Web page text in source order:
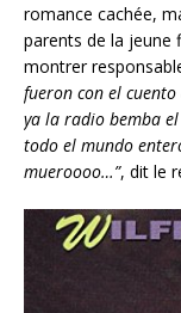
romance cachée,
parents de la jeune
montrer
fueron con el cuento
ya la radio bemba el
todo el mundo
mueroooo…”, dit le